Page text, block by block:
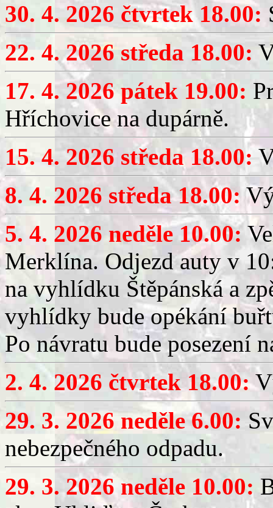
30. 4. 2026 čtvrtek 18.00:
22. 4. 2026 středa 18.00:
17. 4. 2026 pátek 19.00:
Hříchovice na dupárně.
15. 4. 2026 středa 18.00:
8. 4. 2026 středa 18.00:
5. 4. 2026 neděle 10.00:
Merklína. Odjezd auty v
na vyhlídku Štěpánská a
vyhlídky bude opékání
Po návratu bude posezení
2. 4. 2026 čtvrtek 18.00:
29. 3. 2026 neděle 6.00:
nebezpečného odpadu.
29. 3. 2026 neděle 10.00: